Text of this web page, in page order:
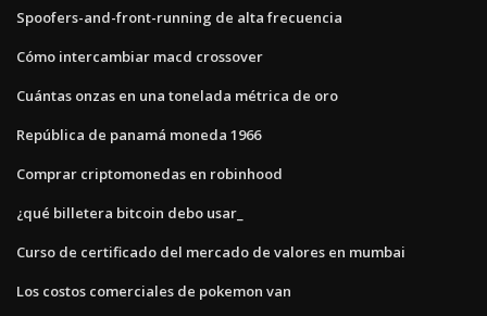
Spoofers-and-front-running de alta frecuencia
Cómo intercambiar macd crossover
Cuántas onzas en una tonelada métrica de oro
República de panamá moneda 1966
Comprar criptomonedas en robinhood
¿qué billetera bitcoin debo usar_
Curso de certificado del mercado de valores en mumbai
Los costos comerciales de pokemon van